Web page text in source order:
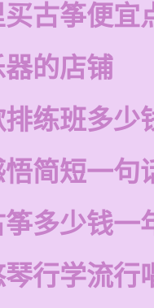
古筝便宜
的店铺
练班多少
简短一句
多少钱一
行学流行